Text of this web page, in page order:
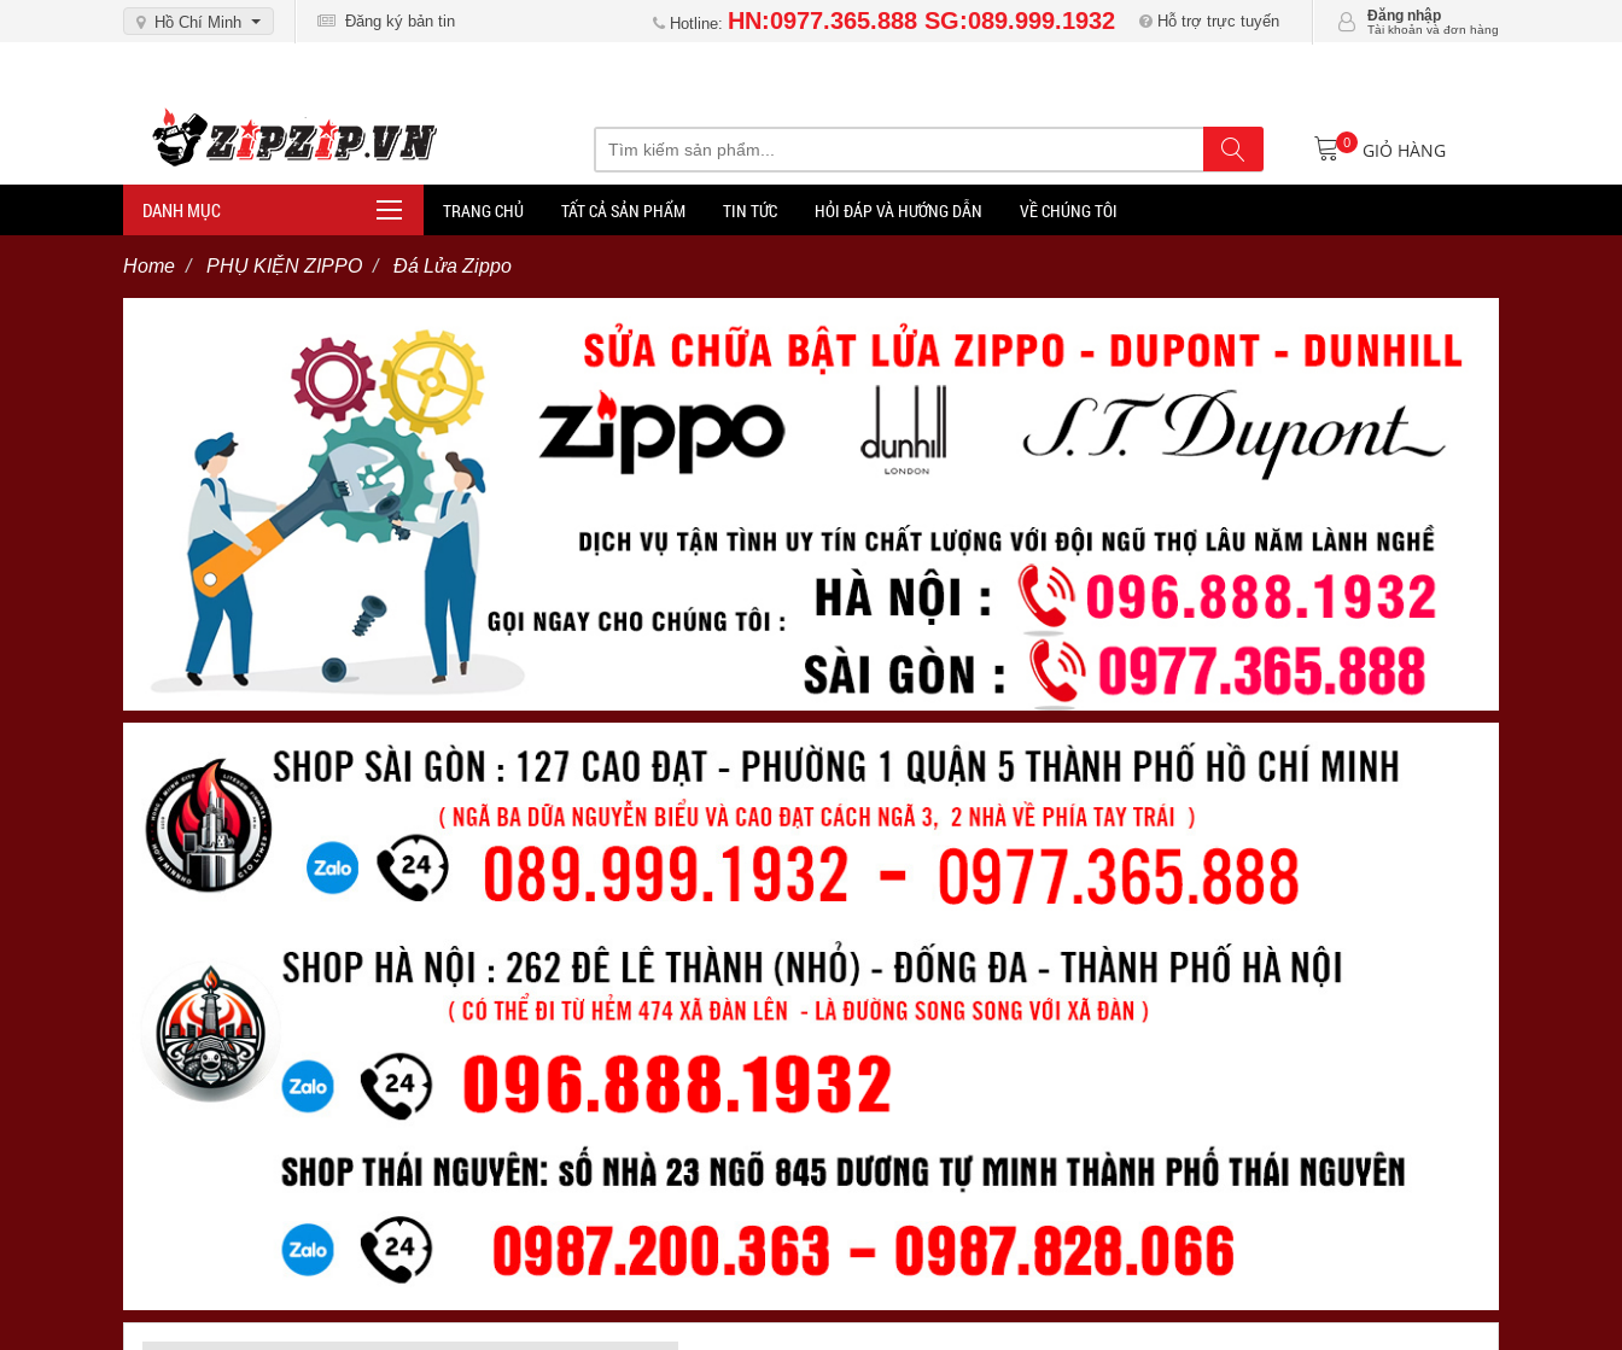
Hồ Chí Minh Đăng ký bản tin Hotline: HN:0977.365.888 SG:089.999.1932 Hỗ trợ trực tuyến Đăng nhập
Tài khoản và đơn hàng
0 GIỎ HÀNG
DANH MỤC TRANG CHỦ TẤT CẢ SẢN PHẨM TIN TỨC HỎI ĐÁP VÀ HƯỚNG DẪN VỀ CHÚNG TÔI
Home PHỤ KIỆN ZIPPO Đá Lửa Zippo